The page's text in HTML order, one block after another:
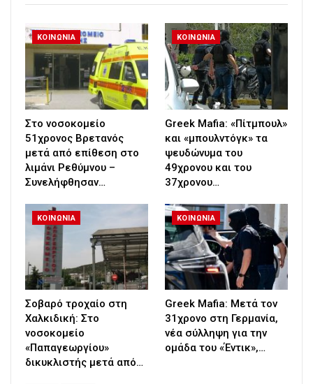
ΚΟΙΝΩΝΙΑ
Στο νοσοκομείο
51χρονος Βρετανός
μετά από επίθεση στο
λιμάνι Ρεθύμνου –
Συνελήφθησαν…
ΚΟΙΝΩΝΙΑ
Greek Μafia: «Πίτμπουλ»
και «μπουλντόγκ» τα
ψευδώνυμα του
49χρονου και του
37χρονου…
ΚΟΙΝΩΝΙΑ
Σοβαρό τροχαίο στη
Χαλκιδική: Στο
νοσοκομείο
«Παπαγεωργίου»
δικυκλιστής μετά από…
ΚΟΙΝΩΝΙΑ
Greek Mafia: Μετά τον
31χρονο στη Γερμανία,
νέα σύλληψη για την
ομάδα του «Έντικ»,…